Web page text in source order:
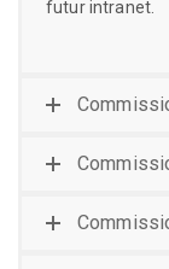
futur intranet.